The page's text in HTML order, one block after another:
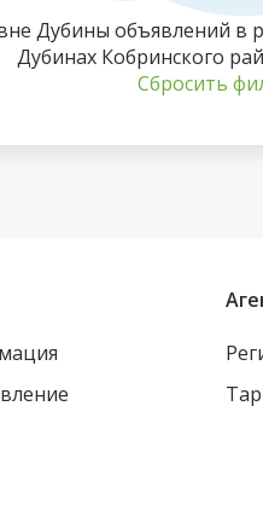
Дубины объявлений в
Дубинах Кобринского
Сбросить